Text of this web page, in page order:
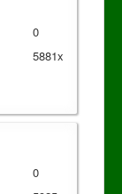
0
5881x
0